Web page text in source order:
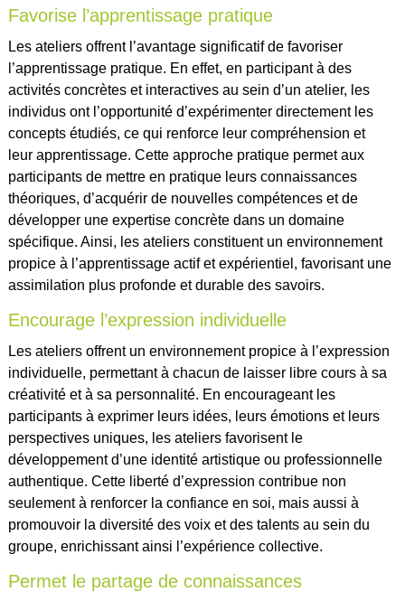
Favorise l’apprentissage pratique
Les ateliers offrent l’avantage significatif de favoriser
l’apprentissage pratique. En effet, en participant à des
activités concrètes et interactives au sein d’un atelier, les
individus ont l’opportunité d’expérimenter directement les
concepts étudiés, ce qui renforce leur compréhension et
leur apprentissage. Cette approche pratique permet aux
participants de mettre en pratique leurs connaissances
théoriques, d’acquérir de nouvelles compétences et de
développer une expertise concrète dans un domaine
spécifique. Ainsi, les ateliers constituent un environnement
propice à l’apprentissage actif et expérientiel, favorisant une
assimilation plus profonde et durable des savoirs.
Encourage l’expression individuelle
Les ateliers offrent un environnement propice à l’expression
individuelle, permettant à chacun de laisser libre cours à sa
créativité et à sa personnalité. En encourageant les
participants à exprimer leurs idées, leurs émotions et leurs
perspectives uniques, les ateliers favorisent le
développement d’une identité artistique ou professionnelle
authentique. Cette liberté d’expression contribue non
seulement à renforcer la confiance en soi, mais aussi à
promouvoir la diversité des voix et des talents au sein du
groupe, enrichissant ainsi l’expérience collective.
Permet le partage de connaissances